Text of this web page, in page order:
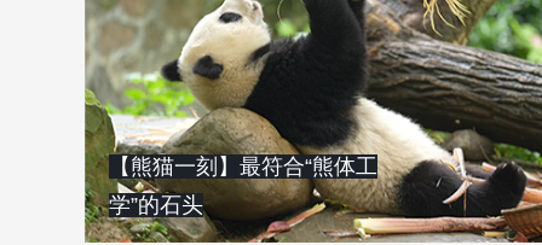
【熊猫一刻】最符合“熊体工
学”的石头